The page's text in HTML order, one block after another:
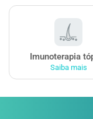
Imunoterapia
Saiba mais